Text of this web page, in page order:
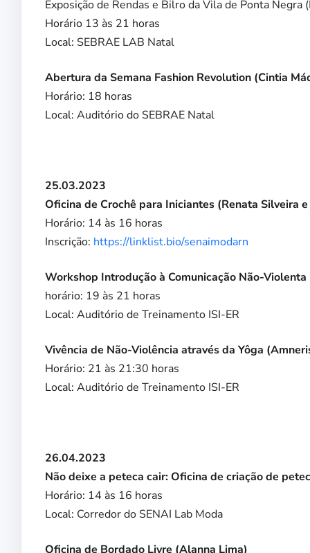
Exposição de Rendas e Bilro da Vila de Ponta Negra
Horário 13 às 21 horas
Local: SEBRAE LAB Natal
Abertura da Semana Fashion Revolution (Cintia
Horário: 18 horas
Local: Auditório do SEBRAE Natal
25.03.2023
Oficina de Crochê para Iniciantes (Renata Silveira
Horário: 14 às 16 horas
Inscrição: https://linklist.bio/senaimodarn
Workshop Introdução à Comunicação Não-
horário: 19 às 21 horas
Local: Auditório de Treinamento ISI-ER
Vivência de Não-Violência através da Yôga
Horário: 21 às 21:30 horas
Local: Auditório de Treinamento ISI-ER
26.04.2023
Não deixe a peteca cair: Oficina de criação de
Horário: 14 às 16 horas
Local: Corredor do SENAI Lab Moda
Oficina de Bordado Livre (Alanna Lima)